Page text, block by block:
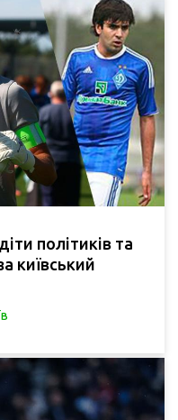
політиків та
київський